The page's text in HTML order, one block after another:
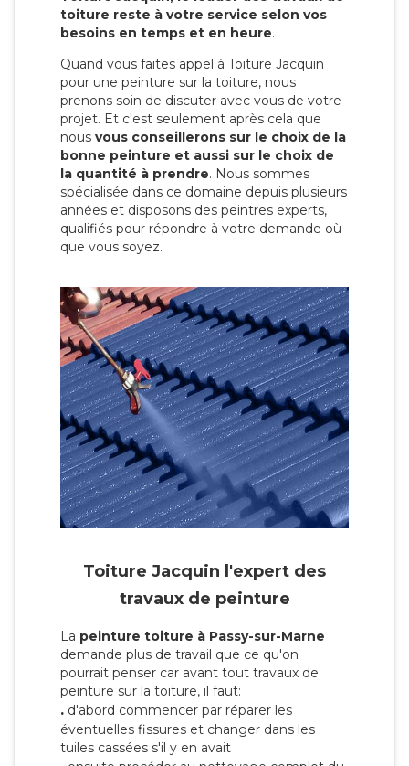
toiture reste à votre service selon vos
besoins en temps et en heure.
Quand vous faites appel à Toiture Jacquin
pour une peinture sur la toiture, nous
prenons soin de discuter avec vous de votre
projet. Et c'est seulement après cela que
nous vous conseillerons sur le choix de la
bonne peinture et aussi sur le choix de
la quantité à prendre. Nous sommes
spécialisée dans ce domaine depuis plusieurs
années et disposons des peintres experts,
qualifiés pour répondre à votre demande où
que vous soyez.
Toiture Jacquin l'expert des
travaux de peinture
La peinture toiture à Passy-sur-Marne
demande plus de travail que ce qu'on
pourrait penser car avant tout travaux de
peinture sur la toiture, il faut:
. d'abord commencer par réparer les
éventuelles fissures et changer dans les
tuiles cassées s'il y en avait